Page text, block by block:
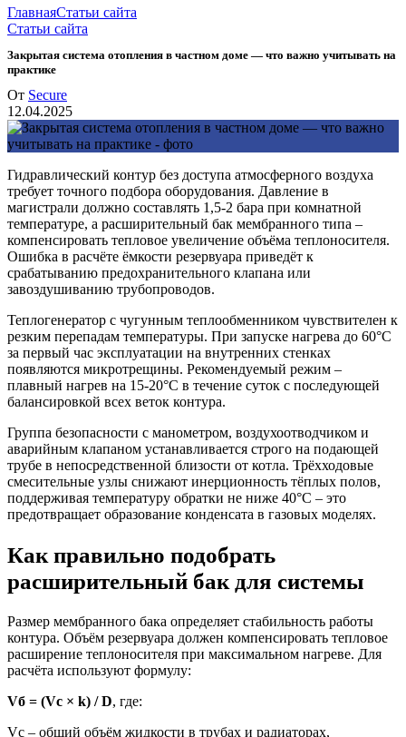
ГлавнаяСтатьи сайта
Статьи сайта
Закрытая система отопления в частном доме — что важно учитывать на
практике
От Secure
12.04.2025
Гидравлический контур без доступа атмосферного воздуха
требует точного подбора оборудования. Давление в
магистрали должно составлять 1,5-2 бара при комнатной
температуре, а расширительный бак мембранного типа –
компенсировать тепловое увеличение объёма теплоносителя.
Ошибка в расчёте ёмкости резервуара приведёт к
срабатыванию предохранительного клапана или
завоздушиванию трубопроводов.
Теплогенератор с чугунным теплообменником чувствителен к
резким перепадам температуры. При запуске нагрева до 60°C
за первый час эксплуатации на внутренних стенках
появляются микротрещины. Рекомендуемый режим –
плавный нагрев на 15-20°C в течение суток с последующей
балансировкой всех веток контура.
Группа безопасности с манометром, воздухоотводчиком и
аварийным клапаном устанавливается строго на подающей
трубе в непосредственной близости от котла. Трёхходовые
смесительные узлы снижают инерционность тёплых полов,
поддерживая температуру обратки не ниже 40°C – это
предотвращает образование конденсата в газовых моделях.
Как правильно подобрать
расширительный бак для системы
Размер мембранного бака определяет стабильность работы
контура. Объём резервуара должен компенсировать тепловое
расширение теплоносителя при максимальном нагреве. Для
расчёта используют формулу:
Vб = (Vс × k) / D, где:
Vс – общий объём жидкости в трубах и радиаторах,